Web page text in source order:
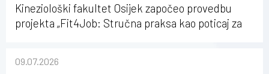
Kineziološki fakultet Osijek započeo provedbu
projekta „Fit4Job: Stručna praksa kao poticaj za
09.07.2026